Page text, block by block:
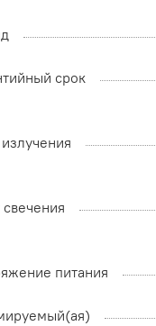
срок
питания